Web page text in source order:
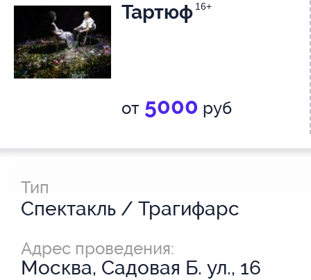
Тартюф 16+
от 5000 руб
Тип
Спектакль / Трагифарс
Адрес проведения:
Москва, Садовая Б. ул., 16